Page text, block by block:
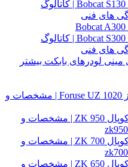
مینی لودر بابکت Bobcat S130 | کاتالوگ
های فنی
مینی لودر بابکت Bobcat S300 | کاتالوگ
های فنی
مینی لودرهای بابکت بیشتر
مینی لودر فوریوز Foruse UZ 1020 | مشخصات و
مینی لودر زرین کوپال ZK 950 | مشخصات و
مینی لودر زرین کوپال ZK 700 | مشخصات و
مینی لودر زرین کوپال ZK 650 | مشخصات و